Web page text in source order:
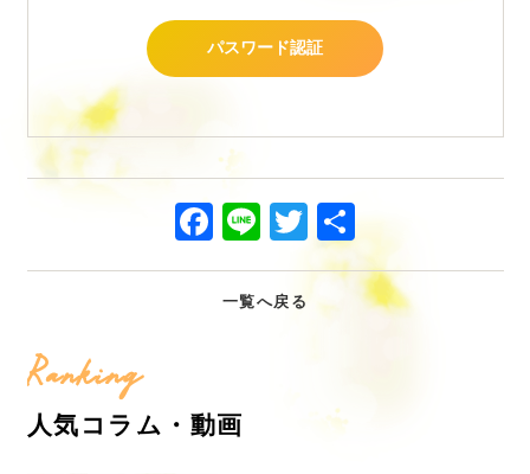
Facebook
LineTwitter
共
有
一覧へ戻る
Ranking
人気コラム・動画